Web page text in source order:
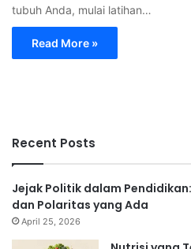
tubuh Anda, mulai latihan…
Read More »
Recent Posts
Jejak Politik dalam
dan Polaritas yang Ada
April 25, 2026